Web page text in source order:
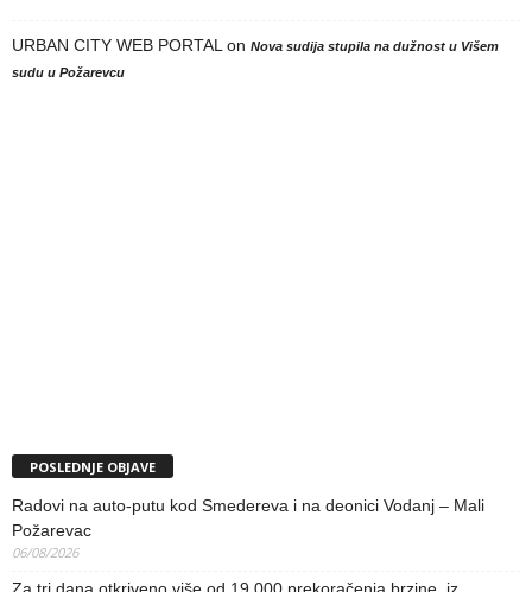
URBAN CITY WEB PORTAL on Nova sudija stupila na dužnost u Višem
sudu u Požarevcu
POSLEDNJE OBJAVE
Radovi na auto-putu kod Smedereva i na deonici Vodanj – Mali
Požarevac
06/08/2026